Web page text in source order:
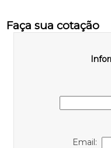
Faça sua cotação
Email: